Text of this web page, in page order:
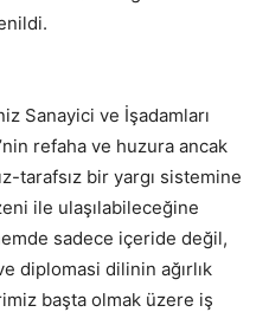
Sanayici ve İşadamları
refaha ve huzura ancak
tarafsız bir yargı sistemine
ile ulaşılabileceğine
sadece içeride değil,
diplomasi dilinin ağırlık
başta olmak üzere iş